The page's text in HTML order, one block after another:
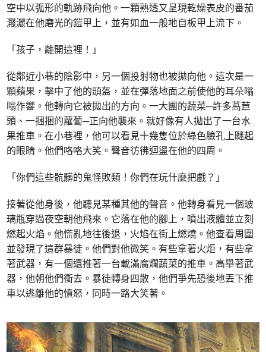
空中以弧形的軌跡飛向他。一顆熟透又呈現乾燥表皮的番茄
濺灑在他磨光的鎧甲上，並有如血一般地自板甲上流下。
「孩子，離開這裡！」
從鄰近小巷的陰影中，另一個投射物也被拋向他。這次是一
顆蘋果，擊中了他的頭盔，並在彈落地面之前使他的耳朵嗡
嗡作響。他轉向它被拋出的方向。一大團的蔬菜─許多萵苣
頭、一捆捆的蘿蔔─正向他襲來。就好像有人拋出了一台水
果推車。在小巷裡，他可以看見十幾隻位於綠色臉孔上瞇起
的眼睛。他們咯咯大笑。聲音彷彿迴盪在他的四周。
「你們這些骯髒的鬼怪敗類！你們在玩什麼把戲？」
接著從他身後，他聽見某種其他的聲音。他轉身看見一個玻
璃瓶穿過夜空朝他飛來。它落在他的腳上，噴出液體並立刻
燃起火焰。他慌亂地往後退，火焰在街上燃燒。他查看周圍
並發現了這群暴徒。他們對他微笑。有些拿著火炬，有些拿
著武器，有一個還推著一台載滿腐爛蔬菜的推車。高舉著武
器，他朝他們衝去。暴徒轉身四散，他們爭先恐後地丟下推
車以逃離他的憤怒，同時一路大笑著。